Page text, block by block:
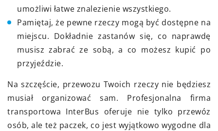
umożliwi łatwe znalezienie wszystkiego.
Pamiętaj, że pewne rzeczy mogą być dostępne na
miejscu. Dokładnie zastanów się, co naprawdę
musisz zabrać ze sobą, a co możesz kupić po
przyjeździe.
Na szczęście, przewozu Twoich rzeczy nie będziesz
musiał organizować sam. Profesjonalna firma
transportowa InterBus oferuje nie tylko przewóz
osób, ale też paczek, co jest wyjątkowo wygodne dla